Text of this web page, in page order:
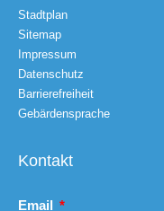
Stadtplan
Sitemap
Impressum
Datenschutz
Barrierefreiheit
Gebärdensprache
Kontakt
Email